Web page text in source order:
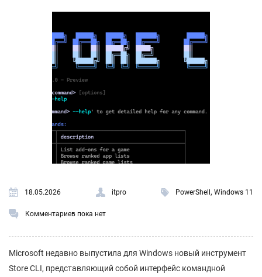
18.05.2026 itpro PowerShell , Windows 11
Комментариев пока нет
Microsoft недавно выпустила для Windows новый инструмент
Store CLI, представляющий собой интерфейс командной